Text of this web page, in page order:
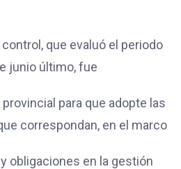
que evaluó el periodo
junio último, fue
para que adopte las
correspondan, en el marco
obligaciones en la gestión